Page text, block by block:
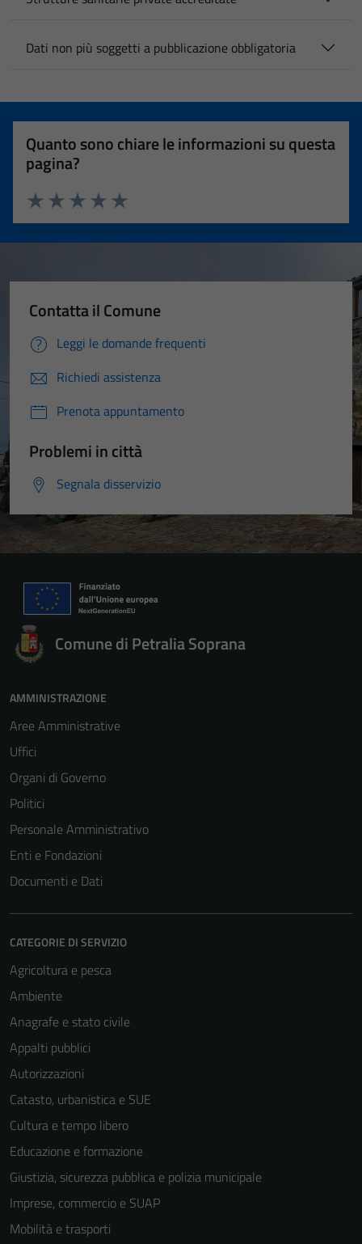
Dati non più soggetti a pubblicazione obbligatoria
Quanto sono chiare le informazioni su questa
pagina?
Valuta 5 stelle su 5
Valuta 4 stelle su 5
Valuta 3 stelle su 5
Valuta 2 stelle su 5
Valuta 1 stelle su 5
Contatta il Comune
Leggi le domande frequenti
Richiedi assistenza
Prenota appuntamento
Problemi in città
Segnala disservizio
Comune di Petralia Soprana
AMMINISTRAZIONE
Aree Amministrative
Uffici
Organi di Governo
Politici
Personale Amministrativo
Enti e Fondazioni
Documenti e Dati
CATEGORIE DI SERVIZIO
Agricoltura e pesca
Ambiente
Anagrafe e stato civile
Appalti pubblici
Autorizzazioni
Catasto, urbanistica e SUE
Cultura e tempo libero
Educazione e formazione
Giustizia, sicurezza pubblica e polizia municipale
Imprese, commercio e SUAP
Mobilità e trasporti